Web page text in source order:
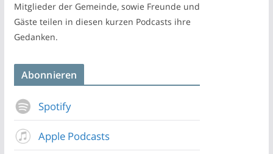
Mitglieder der Gemeinde, sowie Freunde und
Gäste teilen in diesen kurzen Podcasts ihre
Gedanken.
Abonnieren
Spotify
Apple Podcasts